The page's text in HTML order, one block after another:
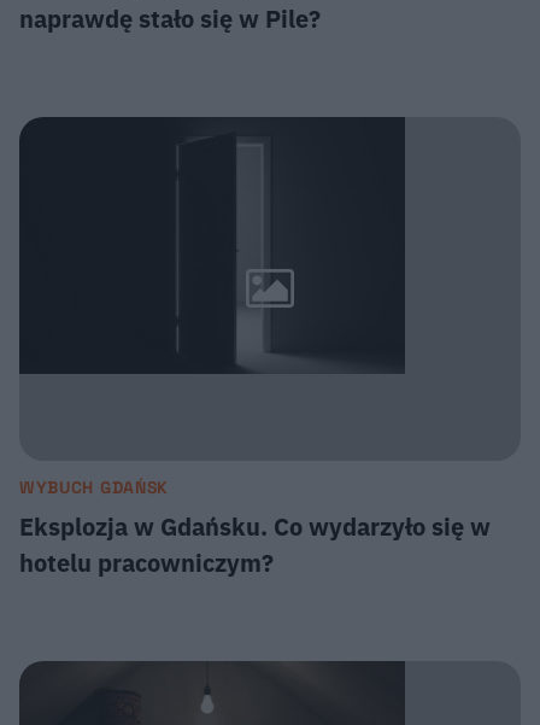
naprawdę stało się w Pile?
WYBUCH GDAŃSK
Eksplozja w Gdańsku. Co wydarzyło się w
hotelu pracowniczym?